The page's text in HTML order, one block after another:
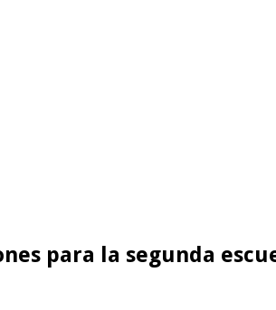
para la segunda